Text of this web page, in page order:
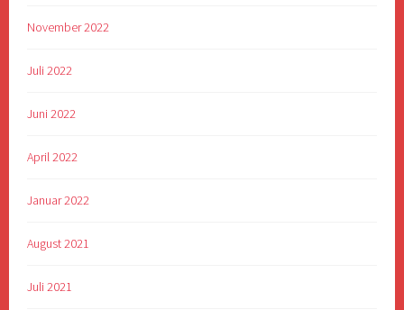
November 2022
Juli 2022
Juni 2022
April 2022
Januar 2022
August 2021
Juli 2021